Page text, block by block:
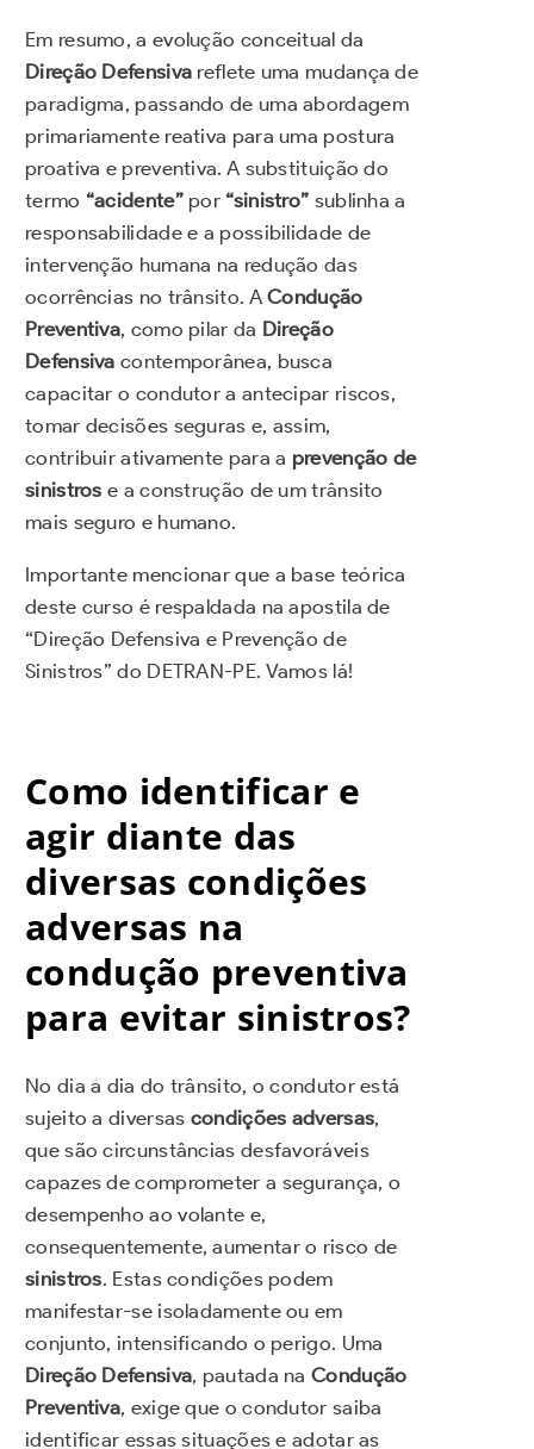
Em resumo, a evolução conceitual da
Direção Defensiva reflete uma mudança de
paradigma, passando de uma abordagem
primariamente reativa para uma postura
proativa e preventiva. A substituição do
termo “acidente”por“sinistro” sublinha a
responsabilidade e a possibilidade de
intervenção humana na redução das
ocorrências no trânsito. ACondução
Preventiva, como pilar da Direção
Defensiva contemporânea, busca
capacitar o condutor a antecipar riscos,
tomar decisões seguras e, assim,
contribuir ativamente para a prevenção de
sinistros e a construção de um trânsito
mais seguro e humano.
Importante mencionar que a base teórica
deste curso é respaldada na apostila de
“Direção Defensiva e Prevenção de
Sinistros” do DETRAN-PE. Vamos lá!
Como identificar e
agir diante das
diversas condições
adversas na
condução preventiva
para evitar sinistros?
No dia a dia do trânsito, o condutor está
sujeito a diversas condições adversas,
que são circunstâncias desfavoráveis
capazes de comprometer a segurança, o
desempenho ao volante e,
consequentemente, aumentar o risco de
sinistros. Estas condições podem
manifestar-se isoladamente ou em
conjunto, intensificando o perigo. Uma
Direção Defensiva, pautada naCondução
Preventiva, exige que o condutor saiba
identificar essas situações e adotar as